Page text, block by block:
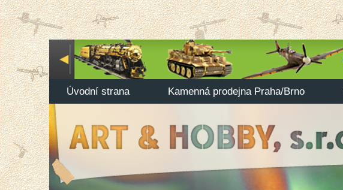
Úvodní strana Kamenná prodejna Praha/Brno